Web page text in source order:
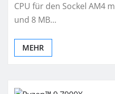
CPU für den Sockel AM4
und 8 MB…
MEHR